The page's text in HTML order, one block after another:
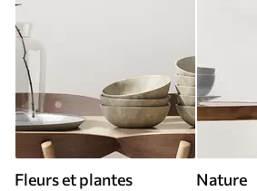
Fleurs et plantes Nature